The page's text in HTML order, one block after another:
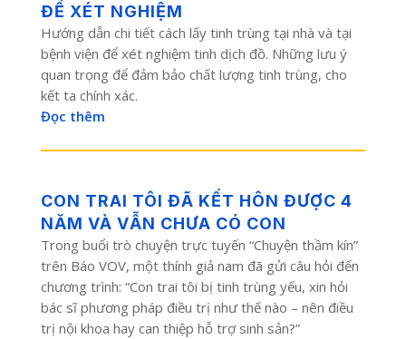
ĐỂ XÉT NGHIỆM
Hướng dẫn chi tiết cách lấy tinh trùng tại nhà và tại
bệnh viện để xét nghiệm tinh dịch đồ. Những lưu ý
quan trọng để đảm bảo chất lượng tinh trùng, cho
kết ta chính xác.
Đọc thêm
CON TRAI TÔI ĐÃ KẾT HÔN ĐƯỢC 4
NĂM VÀ VẪN CHƯA CÓ CON
Trong buổi trò chuyện trực tuyến “Chuyện thầm kín”
trên Báo VOV, một thính giả nam đã gửi câu hỏi đến
chương trình: “Con trai tôi bị tinh trùng yếu, xin hỏi
bác sĩ phương pháp điều trị như thế nào – nên điều
trị nội khoa hay can thiệp hỗ trợ sinh sản?”